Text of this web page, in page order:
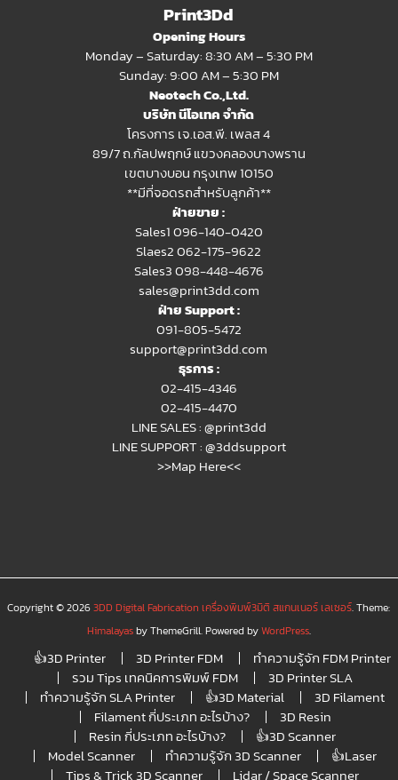
Print3Dd
Opening Hours
Monday – Saturday: 8:30 AM – 5:30 PM
Sunday: 9:00 AM – 5:30 PM
Neotech Co.,Ltd.
บริษัท นีโอเทค จำกัด
โครงการ เจ.เอส.พี. เพลส 4
89/7 ถ.กัลปพฤกษ์ แขวงคลองบางพราน
เขตบางบอน กรุงเทพ 10150
**มีที่จอดรถสำหรับลูกค้า**
ฝ่ายขาย :
Sales1 096-140-0420
Slaes2062-175-9622
Sales3 098-448-4676
sales@print3dd.com
ฝ่าย Support :
091-805-5472
support@print3dd.com
ธุรการ :
02-415-4346
02-415-4470
LINE SALES :@print3dd
LINE SUPPORT :@3ddsupport
>>Map Here<<
Copyright © 20263DD Digital Fabrication เครื่องพิมพ์3มิติ สแกนเนอร์ เลเซอร์. Theme:
Himalayasby ThemeGrill. Powered byWordPress.
👍3D Printer 3D Printer FDM
ทำความรู้จัก FDM Printer
รวม Tips เทคนิคการพิมพ์ FDM
3D Printer SLA
ทำความรู้จัก SLA Printer
👍3D Material
3D Filament
Filament กี่ประเภท อะไรบ้าง?
3D Resin
Resin กี่ประเภท อะไรบ้าง?
👍3D Scanner
Model Scanner
ทำความรู้จัก 3D Scanner
👍Laser
Tips & Trick 3D Scanner
Lidar / Space Scanner